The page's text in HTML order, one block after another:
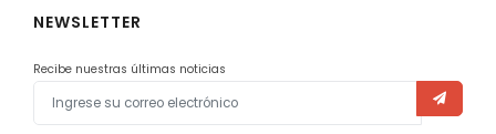
NEWSLETTER
Recibe nuestras últimas noticias